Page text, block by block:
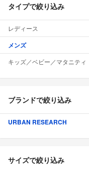
タイプで絞り込み
レディース
メンズ
キッズ／ベビー／マタニティ
ブランドで絞り込み
URBAN RESEARCH
サイズで絞り込み